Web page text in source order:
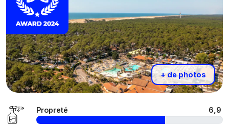
+ de photos
Propreté 6,9